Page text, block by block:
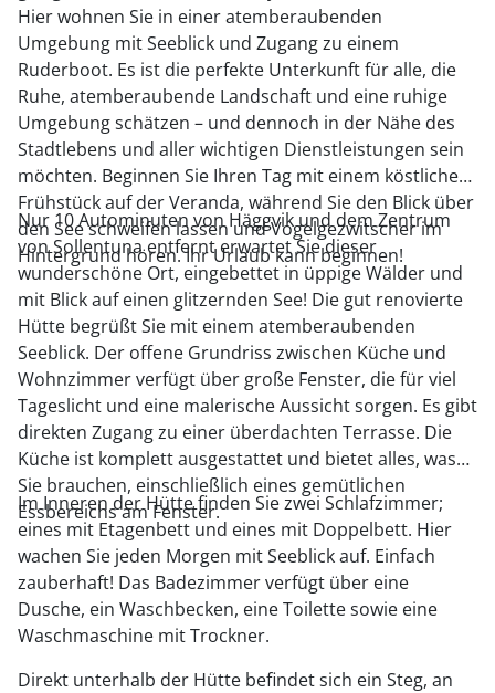
Hier wohnen Sie in einer atemberaubenden
Umgebung mit Seeblick und Zugang zu einem
Ruderboot. Es ist die perfekte Unterkunft für alle, die
Ruhe, atemberaubende Landschaft und eine ruhige
Umgebung schätzen – und dennoch in der Nähe des
Stadtlebens und aller wichtigen Dienstleistungen sein
möchten. Beginnen Sie Ihren Tag mit einem köstlichen
Frühstück auf der Veranda, während Sie den Blick über
den See schweifen lassen und Vogelgezwitscher im
Hintergrund hören. Ihr Urlaub kann beginnen!
Nur 10 Autominuten von Häggvik und dem Zentrum
von Sollentuna entfernt erwartet Sie dieser
wunderschöne Ort, eingebettet in üppige Wälder und
mit Blick auf einen glitzernden See! Die gut renovierte
Hütte begrüßt Sie mit einem atemberaubenden
Seeblick. Der offene Grundriss zwischen Küche und
Wohnzimmer verfügt über große Fenster, die für viel
Tageslicht und eine malerische Aussicht sorgen. Es gibt
direkten Zugang zu einer überdachten Terrasse. Die
Küche ist komplett ausgestattet und bietet alles, was
Sie brauchen, einschließlich eines gemütlichen
Essbereichs am Fenster.
Im Inneren der Hütte finden Sie zwei Schlafzimmer;
eines mit Etagenbett und eines mit Doppelbett. Hier
wachen Sie jeden Morgen mit Seeblick auf. Einfach
zauberhaft! Das Badezimmer verfügt über eine
Dusche, ein Waschbecken, eine Toilette sowie eine
Waschmaschine mit Trockner.
Direkt unterhalb der Hütte befindet sich ein Steg, an